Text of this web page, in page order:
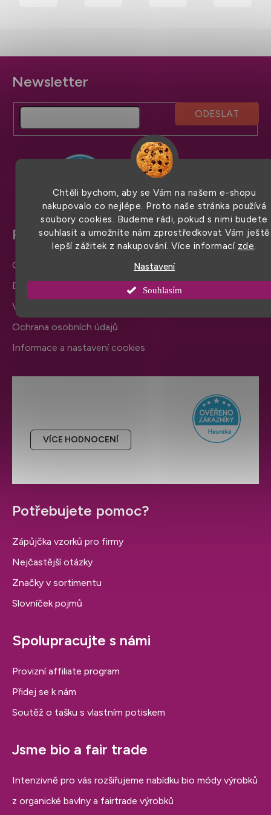
Chtěli bychom, aby se Vám na našem e-shopu
nakupovalo co nejlépe. Proto naše stránka používá
soubory cookies. Budeme rádi, pokud s nimi budete
souhlasit a umožníte nám zprostředkovat Vám ještě
lepší zážitek z nakupování. Více informací zde.
Nastavení
Souhlasím
Z
á
a
VÍCE HODNOCENÍ
Pro snadný nákup
Obchodní podmínky
Doprava a platba
Výměna zboží a reklamace
Ochrana osobních údajů
Informace a nastavení cookies
Potřebujete pomoc?
Zápůjčka vzorků pro firmy
Nejčastější otázky
Značky v sortimentu
Slovníček pojmů
Spolupracujte s námi
Provizní affiliate program
Přidej se k nám
Soutěž o tašku s vlastním potiskem
Jsme bio a fair trade
Intenzivně pro vás rozšiřujeme nabídku bio módy výrobků
z organické bavlny a fairtrade výrobků